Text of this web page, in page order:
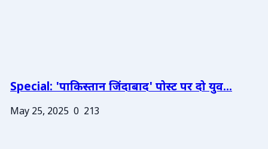
Special: 'पाकिस्तान जिंदाबाद' पोस्ट पर दो युव...
May 25, 2025 0 213